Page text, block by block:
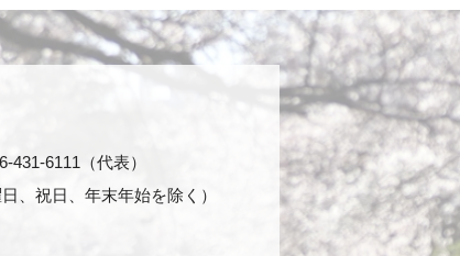
6111（代表）
、祝日、年末年始を除く）